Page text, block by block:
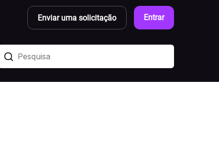
Enviar uma solicitação Entrar